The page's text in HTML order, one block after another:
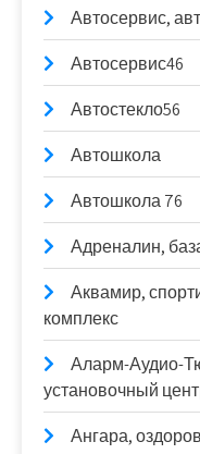
Автосервис,
Автосервис46
Автостекло56
Автошкола
Автошкола 76
Адреналин,
Аквамир,
комплекс
Аларм-Аудио-
установочный
Ангара,